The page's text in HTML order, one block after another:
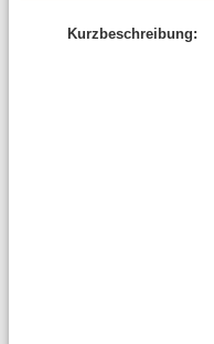
Kurzbeschreibung: